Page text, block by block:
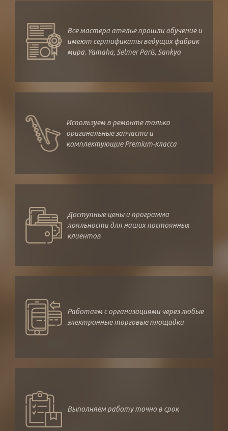
Все мастера ателье прошли обучение и
имеют сертификаты ведущих фабрик
мира. Yamaha, Selmer Paris, Sankyo
Используем в ремонте только
оригинальные запчасти и
комплектующие Premium-класса
Доступные цены и программа
лояльности для наших постоянных
клиентов
Работаем с организациями через любые
электронные торговые площадки
Выполняем работу точно в срок